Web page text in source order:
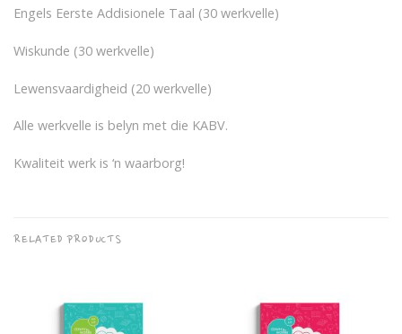
Engels Eerste Addisionele Taal (30 werkvelle)
Wiskunde (30 werkvelle)
Lewensvaardigheid (20 werkvelle)
Alle werkvelle is belyn met die KABV.
Kwaliteit werk is ‘n waarborg!
RELATED PRODUCTS